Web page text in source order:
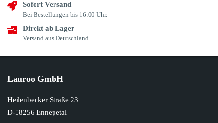
Sofort Versand
Bei Bestellungen bis 16:00 Uhr.
Direkt ab Lager
Versand aus Deutschland.
Lauroo GmbH
Heilenbecker Straße 23
D-58256 Ennepetal